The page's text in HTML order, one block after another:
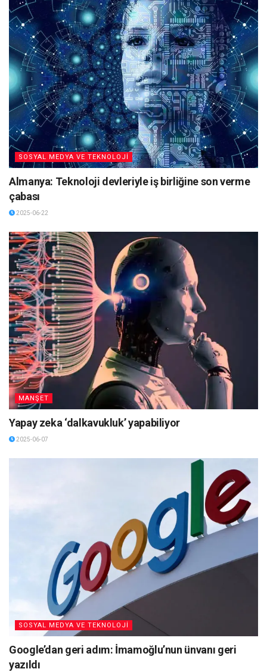
SOSYAL MEDYA VE TEKNOLOJİ
Almanya: Teknoloji devleriyle iş birliğine son verme
çabası
2025-06-22
MANŞET
Yapay zeka ‘dalkavukluk’ yapabiliyor
2025-06-07
SOSYAL MEDYA VE TEKNOLOJİ
Google’dan geri adım: İmamoğlu’nun ünvanı geri
yazıldı